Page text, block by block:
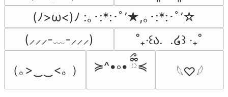
(ﾉ>ω<)ﾉ :｡･:*:･ﾟ’★,｡･:*:･ﾟ’☆
(⸝⸝⸝-﹏-⸝⸝⸝)
˚₊‧꒰ა.  .໒꒱ ‧₊˚
（｡>‿‿<｡ ） ≽^•༚• ྀིྀ≼ 𓆩♡𓆪